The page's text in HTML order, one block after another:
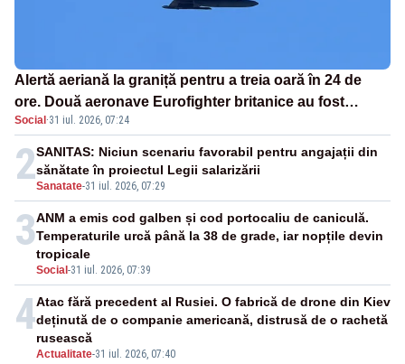
Alertă aeriană la graniță pentru a treia oară în 24 de
ore. Două aeronave Eurofighter britanice au fost
ridicate de la sol
Social ·31 iul. 2026, 07:24
2Sanatate-31 iul. 2026, 07:29
SANITAS: Niciun scenariu favorabil pentru angajații din
sănătate în proiectul Legii salarizării
3
Social -31 iul. 2026, 07:39
ANM a emis cod galben și cod portocaliu de caniculă.
Temperaturile urcă până la 38 de grade, iar nopțile devin
tropicale
4
Actualitate-31 iul. 2026, 07:40
Atac fără precedent al Rusiei. O fabrică de drone din Kiev
deținută de o companie americană, distrusă de o rachetă
rusească